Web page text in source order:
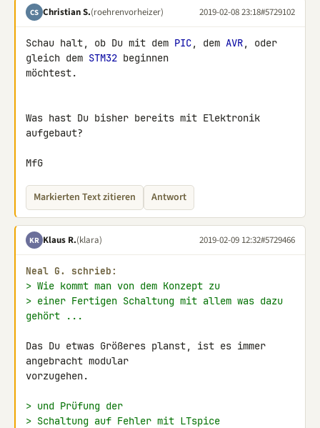
CS Christian S.(roehrenvorheizer) 2019-02-08 23:18#5729102
Schau halt, ob Du mit dem PIC, dem AVR, oder
gleich dem STM32 beginnen
möchtest.
Was hast Du bisher bereits mit Elektronik
aufgebaut?
MfG
Markierten Text zitieren Antwort
KR Klaus R.(klara) 2019-02-09 12:32#5729466
Neal G. schrieb:
> Wie kommt man von dem Konzept zu
> einer Fertigen Schaltung mit allem was dazu
gehört ...
Das Du etwas Größeres planst, ist es immer
angebracht modular
vorzugehen.
> und Prüfung der
> Schaltung auf Fehler mit LTspice